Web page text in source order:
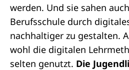
werden. Und sie sahen
Berufsschule durch
nachhaltiger zu gestalten.
wohl die digitalen
selten genutzt. Die